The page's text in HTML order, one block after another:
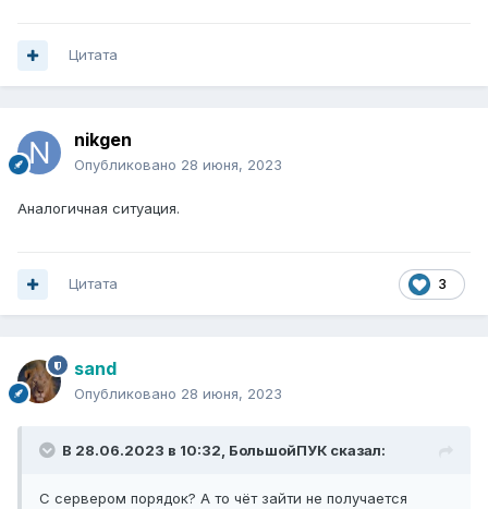
Цитата
nikgen
Опубликовано 28 июня, 2023
Аналогичная ситуация.
3
Цитата
sand
Опубликовано 28 июня, 2023
В 28.06.2023 в 10:32, БольшойПУК сказал:
С сервером порядок? А то чёт зайти не получается